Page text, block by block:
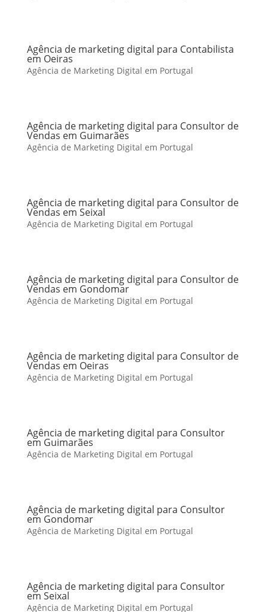
Agência de marketing digital para Contabilista
em Oeiras
Agência de Marketing Digital em Portugal
Agência de marketing digital para Consultor de
Vendas em Guimarães
Agência de Marketing Digital em Portugal
Agência de marketing digital para Consultor de
Vendas em Seixal
Agência de Marketing Digital em Portugal
Agência de marketing digital para Consultor de
Vendas em Gondomar
Agência de Marketing Digital em Portugal
Agência de marketing digital para Consultor de
Vendas em Oeiras
Agência de Marketing Digital em Portugal
Agência de marketing digital para Consultor
em Guimarães
Agência de Marketing Digital em Portugal
Agência de marketing digital para Consultor
em Gondomar
Agência de Marketing Digital em Portugal
Agência de marketing digital para Consultor
em Seixal
Agência de Marketing Digital em Portugal